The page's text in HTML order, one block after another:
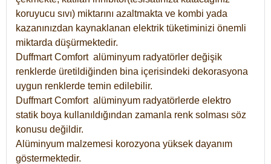
koruyucu sıvı) miktarını azaltmakta ve kombi yada
kazanınızdan kaynaklanan elektrik tüketiminizi önemli
miktarda düşürmektedir.
Duffmart Comfort alüminyum radyatörler değişik
renklerde üretildiğinden bina içerisindeki dekorasyona
uygun renklerde temin edilebilir.
DuffmartComfort alüminyum radyatörlerde elektro
statik boya kullanıldığından zamanla renk solması söz
konusu değildir.
Alüminyum malzemesi korozyona yüksek dayanım
göstermektedir.